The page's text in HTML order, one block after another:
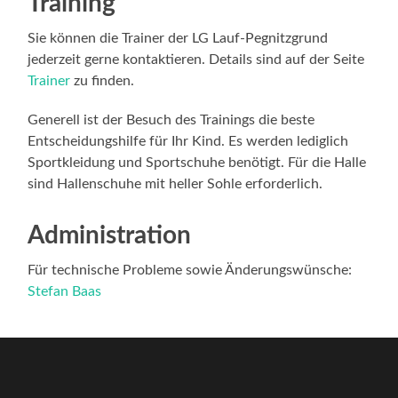
Sie können die Trainer der LG Lauf-Pegnitzgrund
jederzeit gerne kontaktieren. Details sind auf der Seite
Trainerzu finden.
Generell ist der Besuch des Trainings die beste
Entscheidungshilfe für Ihr Kind. Es werden lediglich
Sportkleidung und Sportschuhe benötigt. Für die Halle
sind Hallenschuhe mit heller Sohle erforderlich.
Administration
Für technische Probleme sowie Änderungswünsche:
Stefan Baas